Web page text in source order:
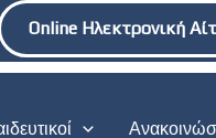
Online Ηλεκτρονική